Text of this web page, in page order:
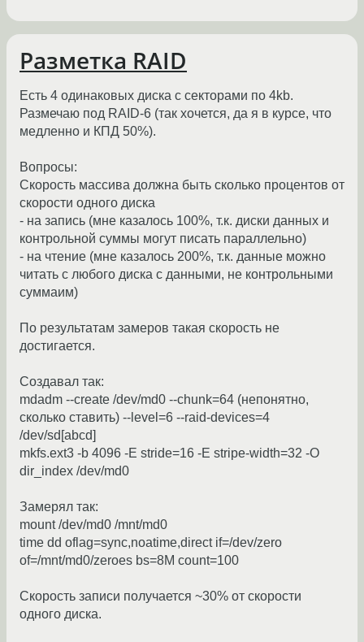
Разметка RAID
Есть 4 одинаковых диска с секторами по 4kb.
Размечаю под RAID-6 (так хочется, да я в курсе, что
медленно и КПД 50%).
Вопросы:
Скорость массива должна быть сколько процентов от
скорости одного диска
- на запись (мне казалось 100%, т.к. диски данных и
контрольной суммы могут писать параллельно)
- на чтение (мне казалось 200%, т.к. данные можно
читать с любого диска с данными, не контрольными
суммаим)
По результатам замеров такая скорость не
достигается.
Создавал так:
mdadm --create /dev/md0 --chunk=64 (непонятно,
сколько ставить) --level=6 --raid-devices=4
/dev/sd[abcd]
mkfs.ext3 -b 4096 -E stride=16 -E stripe-width=32 -O
dir_index /dev/md0
Замерял так:
mount /dev/md0 /mnt/md0
time dd oflag=sync,noatime,direct if=/dev/zero
of=/mnt/md0/zeroes bs=8M count=100
Скорость записи получается ~30% от скорости
одного диска.